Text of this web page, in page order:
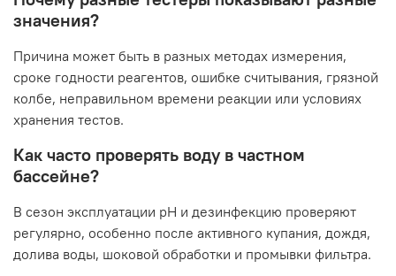
значения?
Причина может быть в разных методах измерения,
сроке годности реагентов, ошибке считывания, грязной
колбе, неправильном времени реакции или условиях
хранения тестов.
Как часто проверять воду в частном
бассейне?
В сезон эксплуатации pH и дезинфекцию проверяют
регулярно, особенно после активного купания, дождя,
долива воды, шоковой обработки и промывки фильтра.